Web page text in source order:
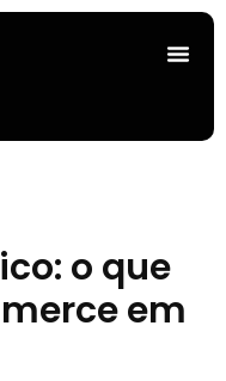
o que
em